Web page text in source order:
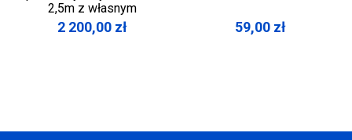
2,5m z własnym
wydrukiem
2 200,00 zł 59,00 zł